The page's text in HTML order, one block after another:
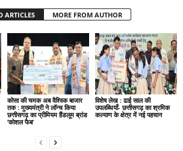
ARTICLES MORE FROM AUTHOR
कोसा की चमक अब वैश्विक बाजार
तक : मुख्यमंत्री ने लॉन्च किया
छत्तीसगढ़ का प्रीमियम हैंडलूम ब्रांड
‘कोशल फैब’
विशेष लेख : ढाई साल की
उपलब्धियाँ- छत्तीसगढ़ का श्रमिक
कल्याण के क्षेत्र में नई पहचान